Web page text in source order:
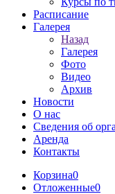
Расписание
Галерея
Назад
Галерея
Фото
Видео
Архив
Новости
О нас
Сведения об
Аренда
Контакты
Корзина0
Отложенные0